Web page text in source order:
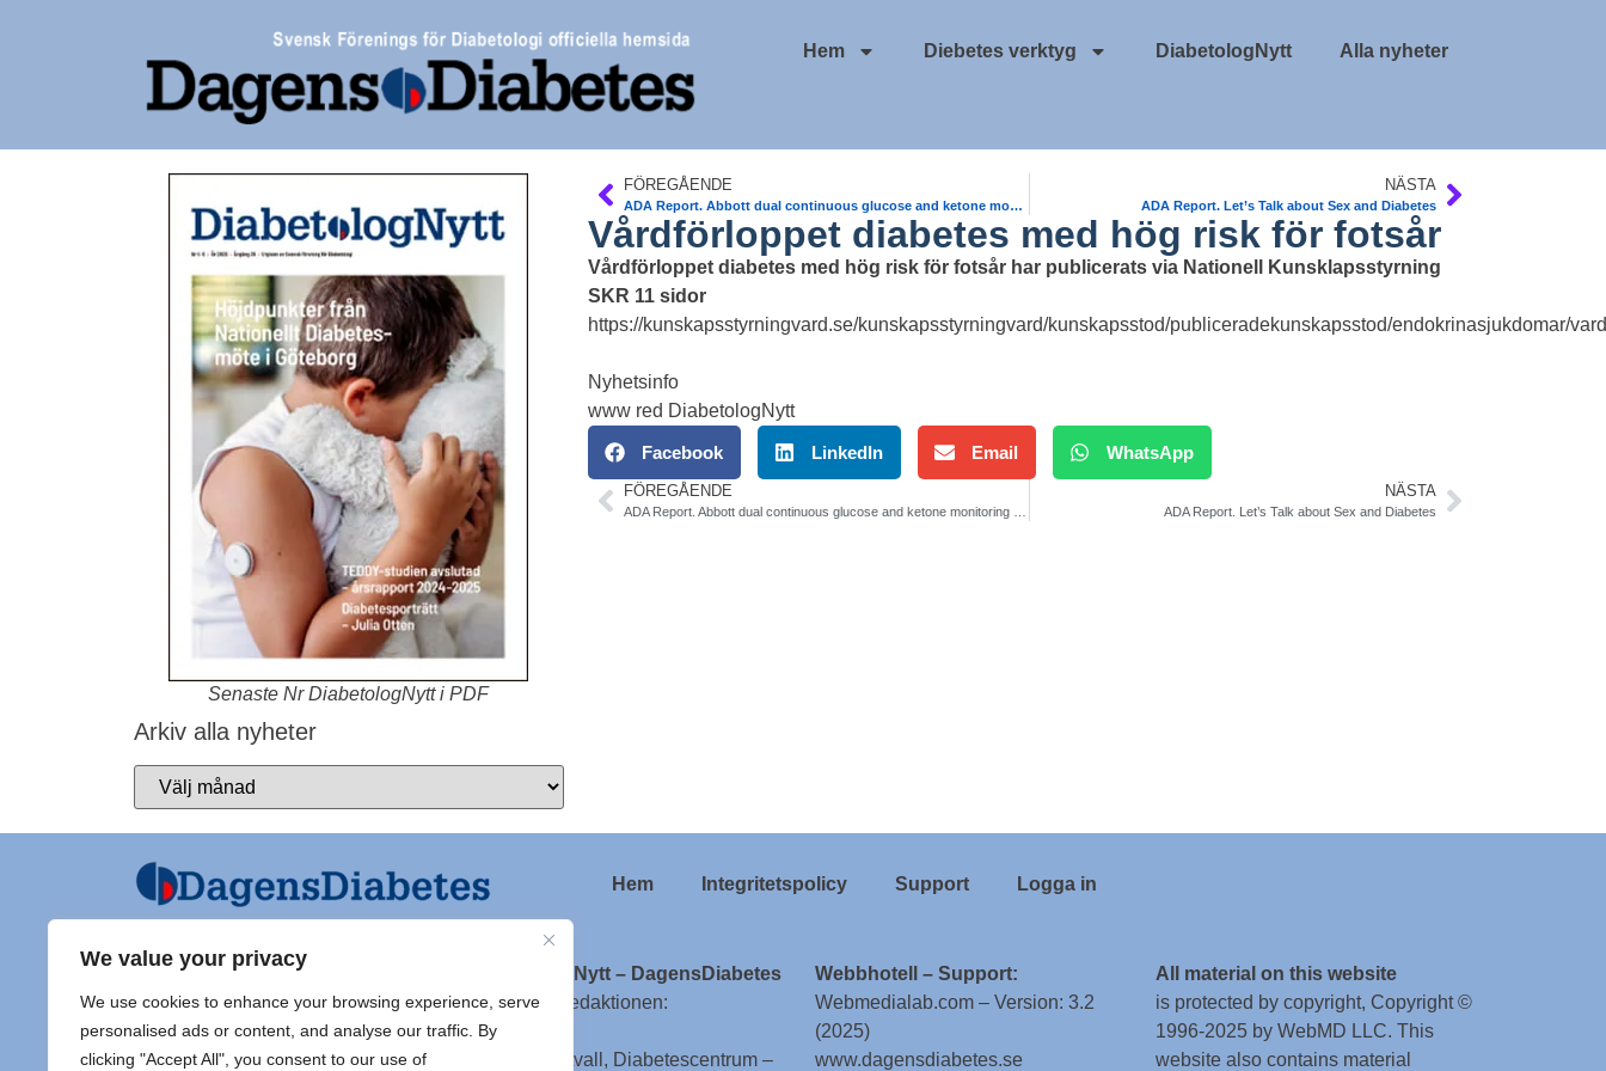
We value your privacy
We use cookies to enhance your browsing experience, serve
personalised ads or content, and analyse our traffic. By
clicking "Accept All", you consent to our use of
Hem Diebetes verktyg DiabetologNytt Alla nyheter
Senaste Nr DiabetologNytt i PDF
Arkiv alla nyheter
FÖREGÅENDE
ADA Report. Abbott dual continuous glucose and ketone monitoring system
NÄSTA
ADA Report. Let’s Talk about Sex and Diabetes
Vårdförloppet diabetes med hög risk för fotsår
Vårdförloppet diabetes med hög risk för fotsår har publicerats via Nationell Kunsklapsstyrning
SKR 11 sidor
https://kunskapsstyrningvard.se/kunskapsstyrningvard/kunskapsstod/publiceradekunskapsstod/endokrinasjukdomar/
Nyhetsinfo
www red DiabetologNytt
Facebook LinkedIn Email WhatsApp
FÖREGÅENDE
ADA Report. Abbott dual continuous glucose and ketone monitoring system
NÄSTA
ADA Report. Let’s Talk about Sex and Diabetes
Hem Integritetspolicy Support Logga in
Ansvarig utgivare och Ordf SFD
Jarl Hellman
Överläkare, Processledare Diabetes
Samordnare Centre of Excellence typ
DiabetologNytt – DagensDiabetes
Adress till redaktionen:
Doc Stig Attvall, Diabetescentrum –
Webbhotell – Support:
Webmedialab.com – Version: 3.2
(2025)
www.dagensdiabetes.se
All material on this website
is protected by copyright, Copyright ©
1996-2025 by WebMD LLC. This
website also contains material